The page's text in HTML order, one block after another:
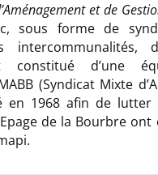
et de
sous forme de
intercommunalités,
constitué d’une
(Syndicat Mixte
1968 afin de lutter
de la Bourbre